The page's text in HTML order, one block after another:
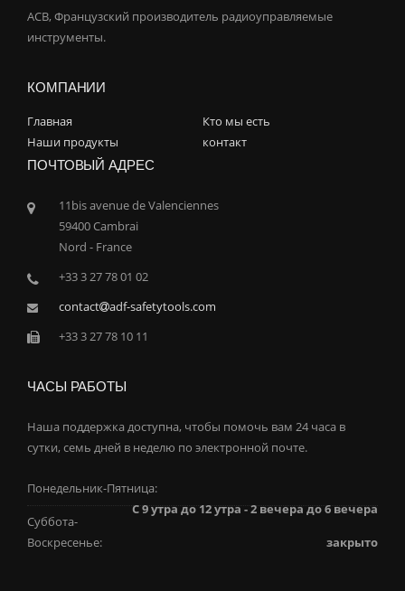
ACB, Французский производитель радиоуправляемые
инструменты.
КОМПАНИИ
Главная
Кто мы есть
Наши продукты
контакт
ПОЧТОВЫЙ АДРЕС
11bis avenue de Valenciennes
59400 Cambrai
Nord - France
+33 3 27 78 01 02
contact
adf-safetytools.com
+33 3 27 78 10 11
ЧАСЫ РАБОТЫ
Наша поддержка доступна, чтобы помочь вам 24 часа в
сутки, семь дней в неделю по электронной почте.
Понедельник-Пятница:
С 9 утра до 12 утра - 2 вечера до 6 вечера
Суббота-
Воскресенье:
закрыто